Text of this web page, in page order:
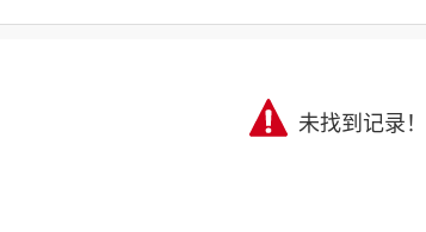
未找到记录！